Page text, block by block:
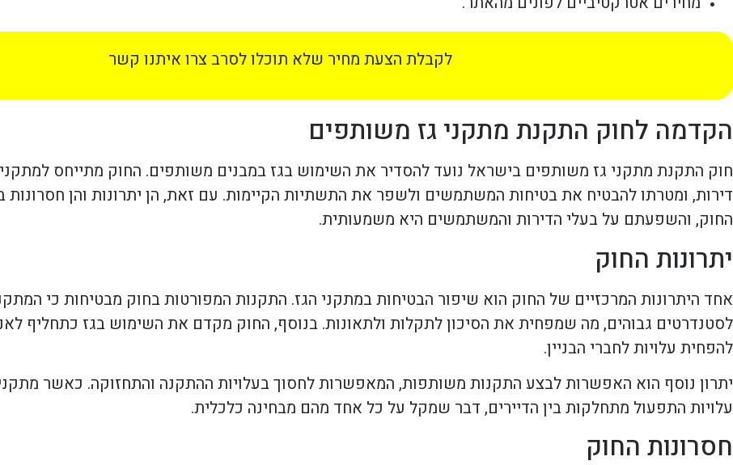
לקבלת הצעת מחיר שלא תוכלו לסרב צרו איתנו קשר
הקדמה לחוק התקנת מתקני גז משותפים
חוק התקנת מתקני גז משותפים בישראל נועד להסדיר את השימוש בגז במבנים משותפים. החוק מתייחס
דירות, ומטרתו להבטיח את בטיחות המשתמשים ולשפר את התשתיות הקיימות. עם זאת, הן יתרונות והן חסרונות
החוק, והשפעתם על בעלי הדירות והמשתמשים היא משמעותית.
יתרונות החוק
אחד היתרונות המרכזיים של החוק הוא שיפור הבטיחות במתקני הגז. התקנות המפורטות בחוק מבטיחות כי
לסטנדרטים גבוהים, מה שמפחית את הסיכון לתקלות ולתאונות. בנוסף, החוק מקדם את השימוש בגז כתחליף
להפחית עלויות לחברי הבניין.
יתרון נוסף הוא האפשרות לבצע התקנות משותפות, המאפשרות לחסוך בעלויות ההתקנה והתחזוקה. כאשר
עלויות התפעול מתחלקות בין הדיירים, דבר שמקל על כל אחד מהם מבחינה כלכלית.
חסרונות החוק